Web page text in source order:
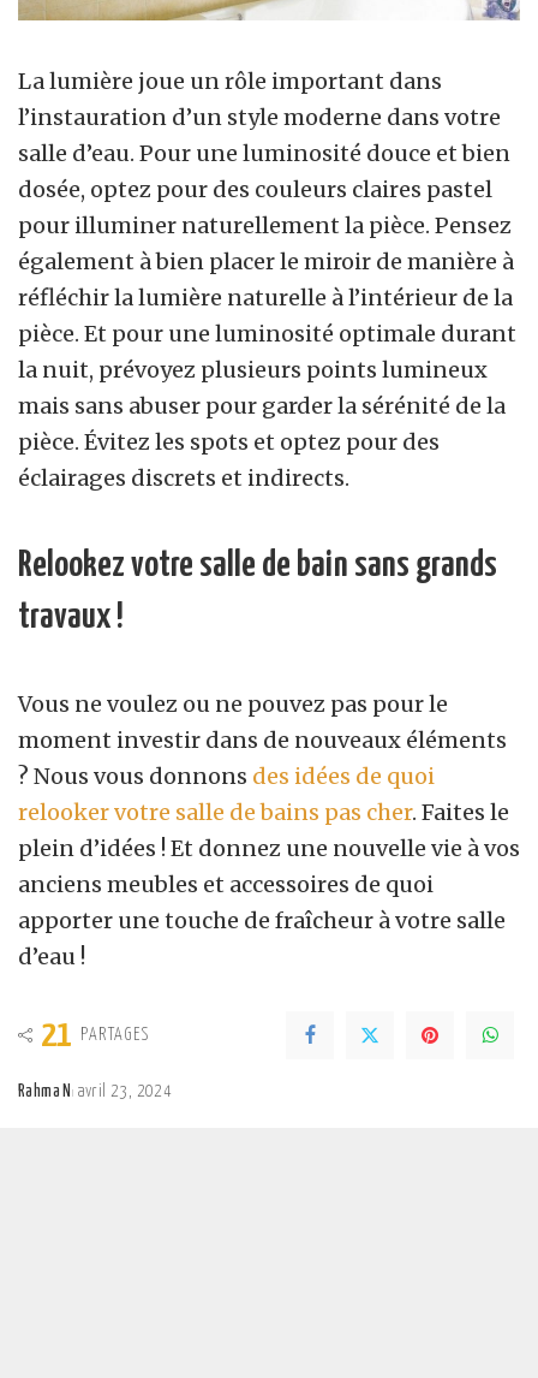
La lumière joue un rôle important dans
l’instauration d’un style moderne dans votre
salle d’eau. Pour une luminosité douce et bien
dosée, optez pour des couleurs claires pastel
pour illuminer naturellement la pièce. Pensez
également à bien placer le miroir de manière à
réfléchir la lumière naturelle à l’intérieur de la
pièce. Et pour une luminosité optimale durant
la nuit, prévoyez plusieurs points lumineux
mais sans abuser pour garder la sérénité de la
pièce. Évitez les spots et optez pour des
éclairages discrets et indirects.
Relookez votre salle de bain sans grands
travaux !
Vous ne voulez ou ne pouvez pas pour le
moment investir dans de nouveaux éléments
? Nous vous donnons des idées de quoi
relooker votre salle de bains pas cher. Faites le
plein d’idées ! Et donnez une nouvelle vie à vos
anciens meubles et accessoires de quoi
apporter une touche de fraîcheur à votre salle
d’eau !
21 PARTAGES
Rahma N avril 23, 2024